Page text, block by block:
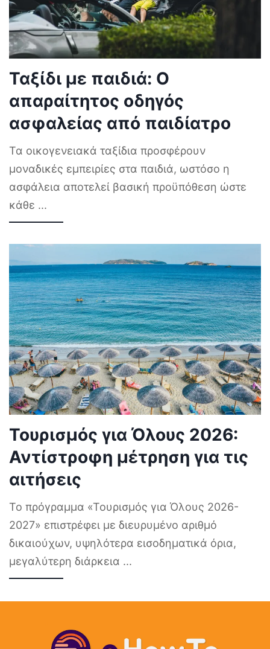
Ταξίδι με παιδιά: Ο
απαραίτητος οδηγός
ασφαλείας από παιδίατρο
Τα οικογενειακά ταξίδια προσφέρουν
μοναδικές εμπειρίες στα παιδιά, ωστόσο η
ασφάλεια αποτελεί βασική προϋπόθεση ώστε
κάθε ...
Τουρισμός για Όλους 2026:
Αντίστροφη μέτρηση για τις
αιτήσεις
Το πρόγραμμα «Τουρισμός για Όλους 2026-
2027» επιστρέφει με διευρυμένο αριθμό
δικαιούχων, υψηλότερα εισοδηματικά όρια,
μεγαλύτερη διάρκεια ...